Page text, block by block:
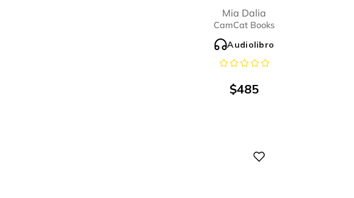
Mia Dalia
CamCat Books
Audiolibro
$485